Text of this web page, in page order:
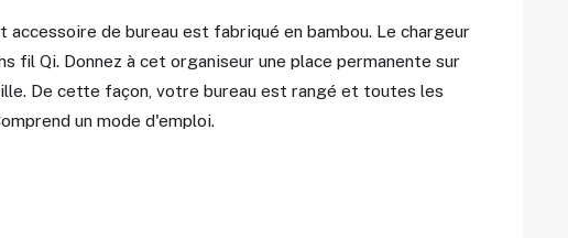
accessoire de bureau est fabriqué en bambou. Le chargeur
fil Qi. Donnez à cet organiseur une place permanente sur
De cette façon, votre bureau est rangé et toutes les
un mode d'emploi.